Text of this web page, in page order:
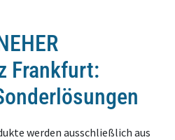
Frankfurt:
werden ausschließlich aus